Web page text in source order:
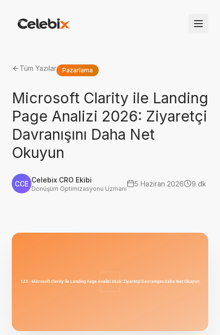
Tüm Yazılar Pazarlama
Microsoft Clarity ile Landing
Page Analizi 2026: Ziyaretçi
Davranışını Daha Net
Okuyun
CCE Celebix CRO Ekibi
Dönüşüm Optimizasyonu Uzmanı
5 Haziran 2026 9 dk